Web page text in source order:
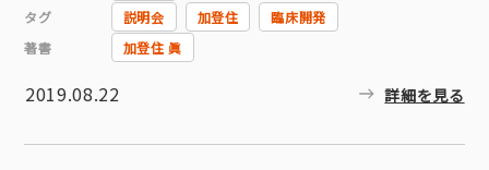
タグ
説明会 加登住
臨床開発
著書
加登住 眞
2019.08.22 詳細を見る